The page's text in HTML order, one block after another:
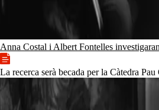
Anna Costal i Albert Fontelles
La recerca serà becada per la Càtedra Pau